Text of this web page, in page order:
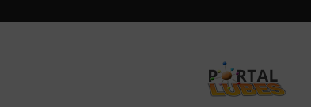
em
Foco